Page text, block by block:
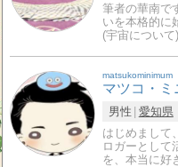
筆者の華南で
いを本格的に
(宇宙について
matsukominimum
マツコ・ミ
男性 愛知県
はじめまして
ロガーとして
を、本当に好